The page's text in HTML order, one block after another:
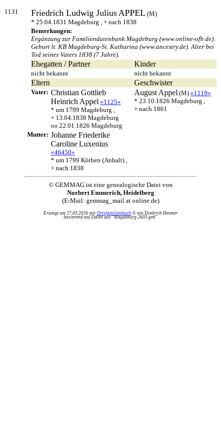
1131 Friedrich Ludwig JuliusAPPEL (M)
* 25.04.1831 Magdeburg , + nach 1838
Bemerkungen:
Ergänzung zur Familiendatenbank Magdeburg (www.online-ofb.de).
Geburt lt. KB Magdeburg-St. Katharina (www.ancestry.de). Alter bei
Tod seines Vaters 1838 (7 Jahre).
Ehegatten / Partner Kinder
nicht bekannt nicht bekannt
Eltern Geschwister
Vater: Christian Gottlieb
Heinrich Appel «1125»
* um 1799 Magdeburg ,
+ 13.04.1838 Magdeburg
oo 22.01.1826 Magdeburg
August Appel (M) «1119»
* 23.10.1826 Magdeburg ,
+ nach 1861
Mutter: Johanne Friederike
CarolineLuxenius
«46450»
* um 1799 Köthen (Anhalt) ,
+ nach 1838
© GEMMAG ist eine genealogische Datei von
Norbert Emmerich, Heidelberg
(E-Mail: gemmag_mail at online.de)
Erzeugt am 27.03.2026 mit Ortsfamilienbuch © von Diedrich Hesmer
basierend auf Daten aus "Magdeburg 2603.ged"